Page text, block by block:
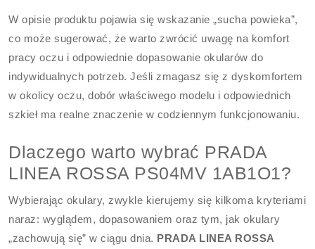
W opisie produktu pojawia się wskazanie „sucha powieka”,
co może sugerować, że warto zwrócić uwagę na komfort
pracy oczu i odpowiednie dopasowanie okularów do
indywidualnych potrzeb. Jeśli zmagasz się z dyskomfortem
w okolicy oczu, dobór właściwego modelu i odpowiednich
szkieł ma realne znaczenie w codziennym funkcjonowaniu.
Dlaczego warto wybrać PRADA
LINEA ROSSA PS04MV 1AB1O1?
Wybierając okulary, zwykle kierujemy się kilkoma kryteriami
naraz: wyglądem, dopasowaniem oraz tym, jak okulary
„zachowują się” w ciągu dnia. PRADA LINEA ROSSA